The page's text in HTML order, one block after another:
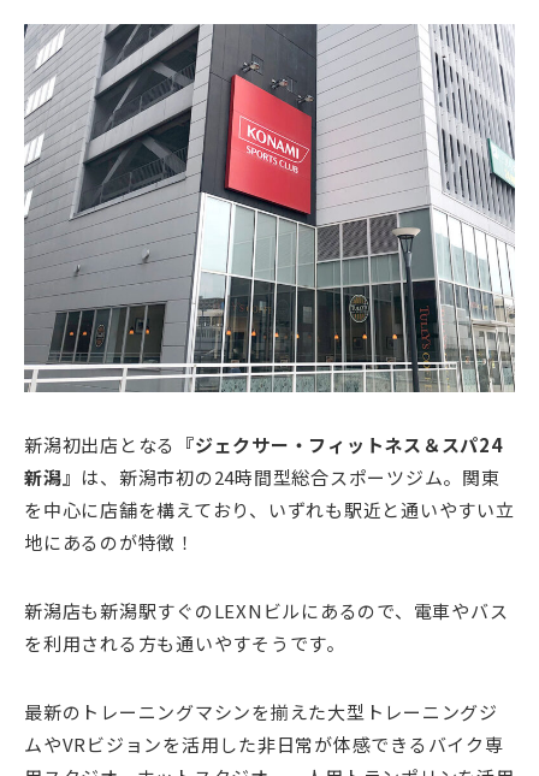
新潟初出店となる
『ジェクサー・フィットネス＆スパ24
新潟』 は、新潟市初の24時間型総合スポーツジム。関東
を中心に店舗を構えており、いずれも駅近と通いやすい立
地にあるのが特徴！
新潟店も新潟駅すぐのLEXNビルにあるので、電車やバス
を利用される方も通いやすそうです。
最新のトレーニングマシンを揃えた大型トレーニングジ
ムやVRビジョンを活用した非日常が体感できるバイク専